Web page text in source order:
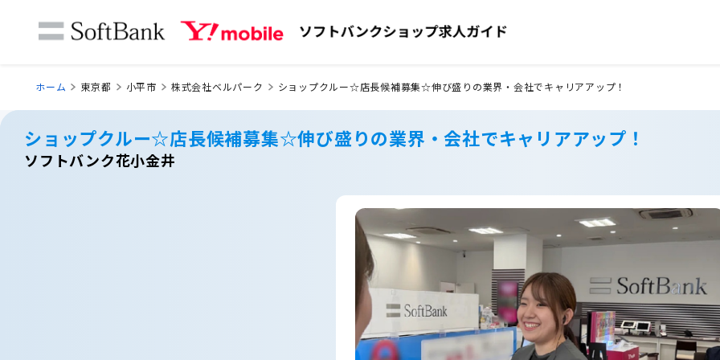
ホーム 東京都 小平市 株式会社ベルパーク ショップクルー☆店長候補募集☆伸び盛りの業界・会社でキャリアアップ！
ショップクルー☆店長候補募集☆伸び盛りの業界・会社でキャリアアップ！
ソフトバンク花小金井